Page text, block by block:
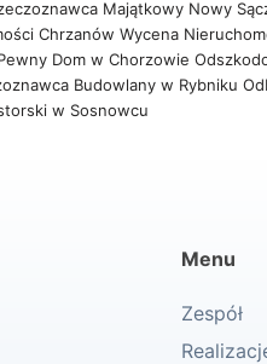
Majątkowy Nowy
Chrzanów Wycena
Dom w Chorzowie
Budowlany w Rybniku
w Sosnowcu
Menu
Zespół